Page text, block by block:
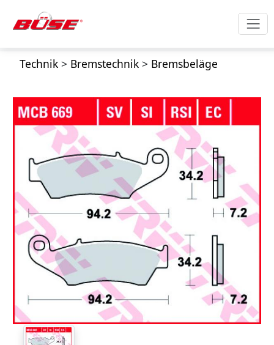
Technik> Bremstechnik> Bremsbeläge